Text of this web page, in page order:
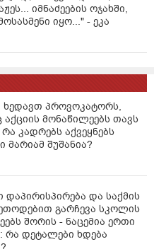
იმნაძეების ოჯახში,
იყო..." - ეკა
ხედავთ პროვოკატორს,
მონაწილეებს თავს
კადრებს აქვეყნებს
მარიამ შუშანია?
დაპირისპირება და საქმის
გარჩევა სკოლის
შორის - ნაცემია ერთი
რა დეტალები ხდება